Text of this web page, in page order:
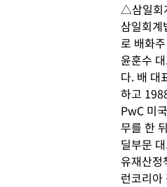
△삼일회
삼일회계
로 배화
윤훈수
다. 배 대
하고
PwC 미
무를 한
딜부문
유재산정
런코리아